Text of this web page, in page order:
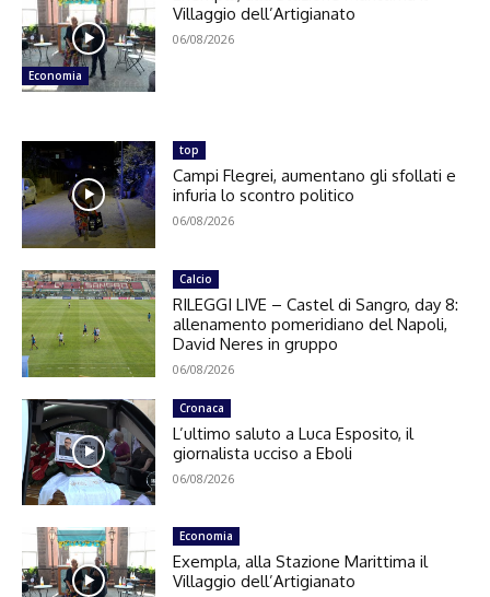
Economia
Villaggio dell’Artigianato
06/08/2026
top
Campi Flegrei, aumentano gli sfollati e
infuria lo scontro politico
06/08/2026
Calcio
RILEGGI LIVE – Castel di Sangro, day 8:
allenamento pomeridiano del Napoli,
David Neres in gruppo
06/08/2026
Cronaca
L’ultimo saluto a Luca Esposito, il
giornalista ucciso a Eboli
06/08/2026
Economia
Exempla, alla Stazione Marittima il
Villaggio dell’Artigianato